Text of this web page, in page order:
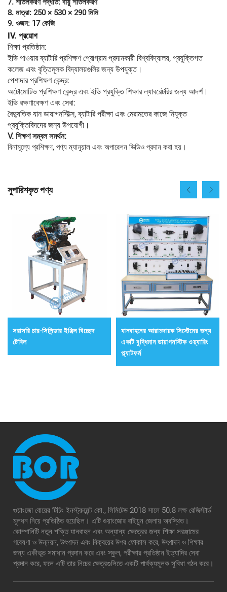
7. শীতলকরণ পদ্ধতি: বায়ু শীতলকরণ
8. মাত্রা: 250 × 530 × 290 মিমি
9. ওজন: 17 কেজি
IV. প্রয়োগ
শিক্ষা প্রতিষ্ঠান:
ইভি পাওয়ার ব্যাটারি প্রশিক্ষণ প্রোগ্রাম প্রদানকারী বিশ্ববিদ্যালয়, প্রযুক্তিগত
কলেজ এবং বৃত্তিমূলক বিদ্যালয়গুলির জন্য উপযুক্ত।
পেশাদার প্রশিক্ষণ কেন্দ্র:
অটোমোটিভ প্রশিক্ষণ কেন্দ্র এবং ইভি প্রযুক্তি শিক্ষার ল্যাবরেটরির জন্য আদর্শ।
ইভি রক্ষণাবেক্ষণ এবং সেবা:
বৈদ্যুতিক যান ডায়াগনস্টিক্স, ব্যাটারি পরীক্ষা এবং মেরামতের কাজে নিযুক্ত
প্রযুক্তিবিদদের জন্য উপযোগী।
V. শিক্ষণ সম্বল সমর্থন:
বিনামূল্যে প্রশিক্ষণ, পণ্য ম্যানুয়াল এবং অপারেশন ভিডিও প্রদান করা হয়।
সুপারিশকৃত পণ্য
সরাসরি চার-সিলিন্ডার ইঞ্জিন বিচ্ছেদ
টেবিল
যানবাহনের আরামদায়ক সিস্টেমের জন্য
একটি বুদ্ধিমান ডায়াগনস্টিক ওয়্যারিং
প্ল্যাটফর্ম
গুয়াংজো বোয়ের টিচিং ইনস্ট্রুমেন্ট কো., লিমিটেড 2018 সালে 50.8 লক্ষ রেজিস্টার্ড
মূলধন নিয়ে প্রতিষ্ঠিত হয়েছিল। এটি গুয়াংজোর বাইয়ুন জেলায় অবস্থিত।
কোম্পানিটি নতুন শক্তি যানবাহন এবং অন্যান্য ক্ষেত্রের জন্য শিক্ষা সরঞ্জামের
গবেষণা ও উন্নয়ন, উৎপাদন এবং বিক্রয়ের উপর ফোকাস করে, উৎপাদন ও শিক্ষার
জন্য একীভূত সমাধান প্রদান করে এবং স্কুল, পরীক্ষার প্রতিষ্ঠান ইত্যাদির সেবা
প্রদান করে, ফলে এটি তার নিচের ক্ষেত্রগুলিতে একটি পার্থক্যমূলক সুবিধা গঠন করে।